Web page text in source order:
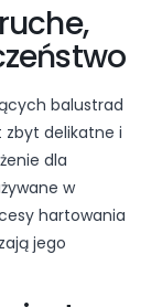
balustrad
zbyt delikatne i
dla
w
hartowania
jego